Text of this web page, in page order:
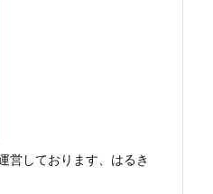
営しております、はるき